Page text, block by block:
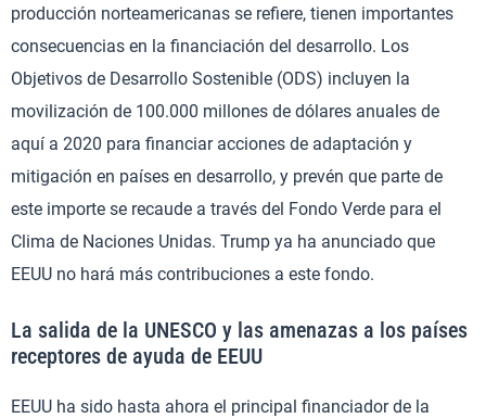
producción norteamericanas se refiere, tienen importantes
consecuencias en la financiación del desarrollo. Los
Objetivos de Desarrollo Sostenible (ODS) incluyen la
movilización de 100.000 millones de dólares anuales de
aquí a 2020 para financiar acciones de adaptación y
mitigación en países en desarrollo, y prevén que parte de
este importe se recaude a través del Fondo Verde para el
Clima de Naciones Unidas. Trump ya ha anunciado que
EEUU no hará más contribuciones a este fondo.
La salida de la UNESCO y las amenazas a los países
receptores de ayuda de EEUU
EEUU ha sido hasta ahora el principal financiador de la